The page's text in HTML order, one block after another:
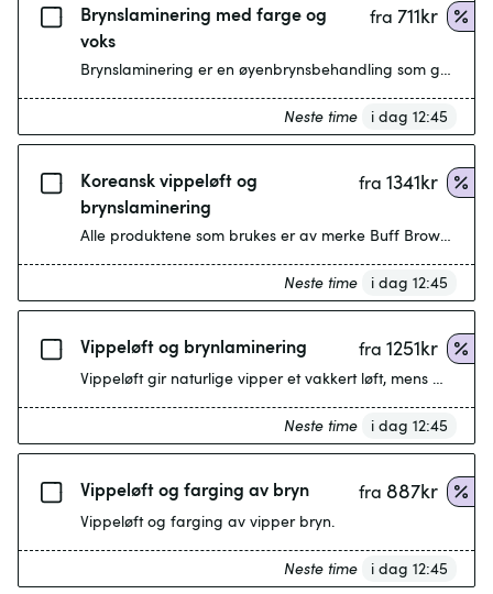
Brynslaminering med farge og
voks
fra 711kr
Brynslaminering er en øyenbrynsbehandling som gjør
Neste time i dag 12:45
Koreansk vippeløft og
brynslaminering
fra 1341kr
Alle produktene som brukes er av merke Buff Browz.
Neste time i dag 12:45
Vippeløft og brynlaminering fra 1251kr
Vippeløft gir naturlige vipper et vakkert løft, mens
Neste time i dag 12:45
Vippeløft og farging av bryn fra 887kr
Vippeløft og farging av vipper bryn.
Neste time i dag 12:45